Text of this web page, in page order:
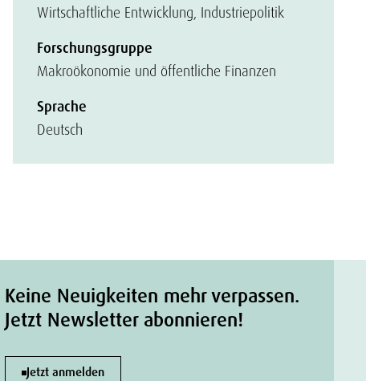
Wirtschaftliche Entwicklung, Industriepolitik
Forschungsgruppe
Makroökonomie und öffentliche Finanzen
Sprache
Deutsch
Keine Neuigkeiten mehr verpassen.
Jetzt Newsletter abonnieren!
Jetzt anmelden